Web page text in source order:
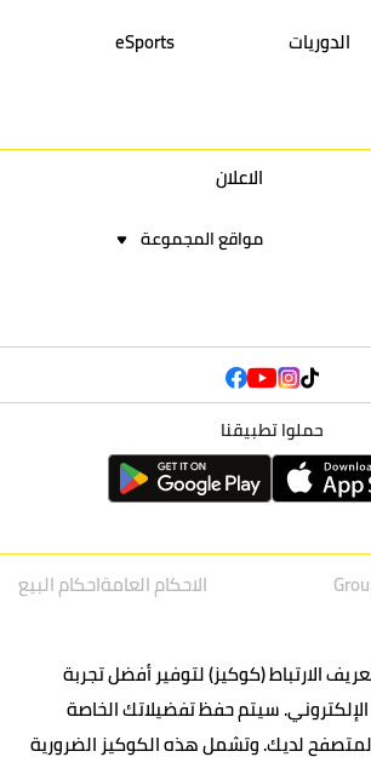
آسفي 30
24
42
22
الدوريات eSports
الاعلان
مواقع المجموعة
حملوا تطبيقنا
الاحكام العامةاحكام البيع
الارتباط (كوكيز) لتوفير أفضل تجربة
سيتم حفظ تفضيلاتك الخاصة
لديك. وتشمل هذه الكوكيز الضرورية